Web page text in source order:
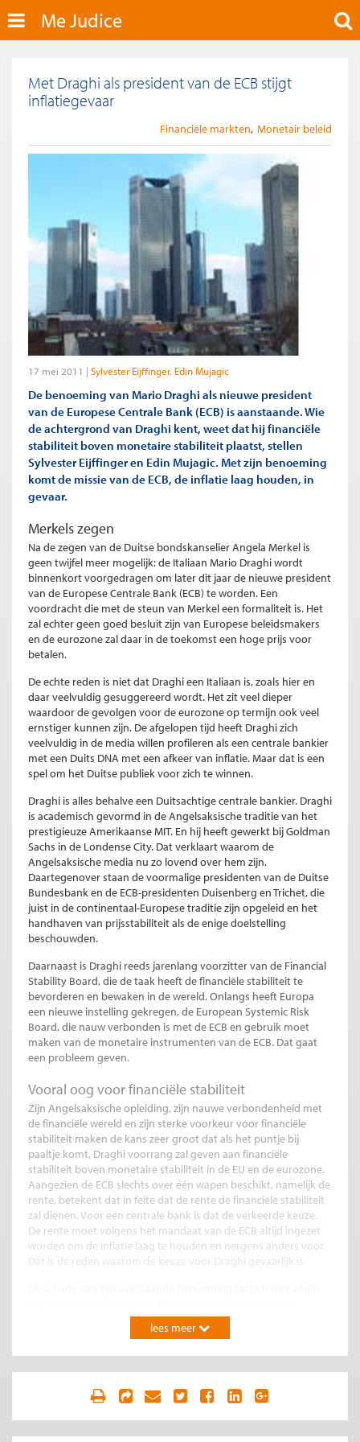
Me Judice
Met Draghi als president van de ECB stijgt
inflatiegevaar
Financiële markten Monetair beleid
17 mei 2011 Sylvester Eijffinger Edin Mujagic
De benoeming van Mario Draghi als nieuwe president
van de Europese Centrale Bank (ECB) is aanstaande. Wie
de achtergrond van Draghi kent, weet dat hij financiële
stabiliteit boven monetaire stabiliteit plaatst, stellen
Sylvester Eijffinger en Edin Mujagic. Met zijn benoeming
komt de missie van de ECB, de inflatie laag houden, in
gevaar.
Merkels zegen
Na de zegen van de Duitse bondskanselier Angela Merkel is
geen twijfel meer mogelijk: de Italiaan Mario Draghi wordt
binnenkort voorgedragen om later dit jaar de nieuwe president
van de Europese Centrale Bank (ECB) te worden. Een
voordracht die met de steun van Merkel een formaliteit is. Het
zal echter geen goed besluit zijn van Europese beleidsmakers
en de eurozone zal daar in de toekomst een hoge prijs voor
betalen.
De echte reden is niet dat Draghi een Italiaan is, zoals hier en
daar veelvuldig gesuggereerd wordt. Het zit veel dieper
waardoor de gevolgen voor de eurozone op termijn ook veel
ernstiger kunnen zijn. De afgelopen tijd heeft Draghi zich
veelvuldig in de media willen profileren als een centrale bankier
met een Duits DNA met een afkeer van inflatie. Maar dat is een
spel om het Duitse publiek voor zich te winnen.
Draghi is alles behalve een Duitsachtige centrale bankier. Draghi
is academisch gevormd in de Angelsaksische traditie van het
prestigieuze Amerikaanse MIT. En hij heeft gewerkt bij Goldman
Sachs in de Londense City. Dat verklaart waarom de
Angelsaksische media nu zo lovend over hem zijn.
Daartegenover staan de voormalige presidenten van de Duitse
Bundesbank en de ECB-presidenten Duisenberg en Trichet, die
juist in de continentaal-Europese traditie zijn opgeleid en het
handhaven van prijsstabiliteit als de enige doelstelling
beschouwden.
Daarnaast is Draghi reeds jarenlang voorzitter van de Financial
Stability Board, die de taak heeft de financiële stabiliteit te
bevorderen en bewaken in de wereld. Onlangs heeft Europa
een nieuwe instelling gekregen, de European Systemic Risk
Board, die nauw verbonden is met de ECB en gebruik moet
maken van de monetaire instrumenten van de ECB. Dat gaat
een probleem geven.
Vooral oog voor financiële stabiliteit
Zijn Angelsaksische opleiding, zijn nauwe verbondenheid met
de financiële wereld en zijn sterke voorkeur voor financiële
stabiliteit maken de kans zeer groot dat als het puntje bij
paaltje komt, Draghi voorrang zal geven aan financiële
stabiliteit boven monetaire stabiliteit in de EU en de eurozone.
Aangezien de ECB slechts over één wapen beschikt, namelijk de
rente, betekent dat in feite dat de rente de financiële stabiliteit
zal dienen. Voor een centrale bank is dat de verkeerde keuze.
De rente moet volgens het mandaat van de ECB altijd ingezet
worden om de inflatie laag te houden en nergens anders voor.
Dát is de reden waarom de keuze voor Draghi gevaarlijk is.
Reserve een veel slechter beleid dan de ECB en de wereld heeft
er alle belang bij dat die centrale bank meer op de ECB gaat
Dit artikel is eerder verschenen in
Het Financieele Dagblad
mei 2011.
lees meer